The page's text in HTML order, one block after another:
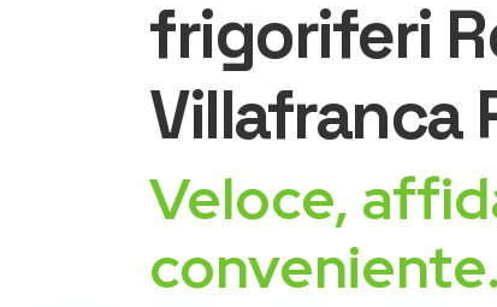
frigoriferi
Villafranca
Veloce,
conveniente.